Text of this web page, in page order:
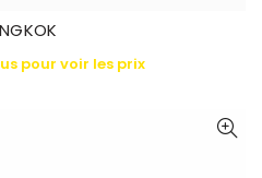
pour voir les prix